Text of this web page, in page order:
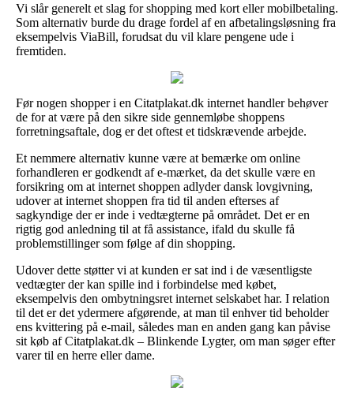
Vi slår generelt et slag for shopping med kort eller mobilbetaling.
Som alternativ burde du drage fordel af en afbetalingsløsning fra
eksempelvis ViaBill, forudsat du vil klare pengene ude i
fremtiden.
Før nogen shopper i en Citatplakat.dk internet handler behøver
de for at være på den sikre side gennemløbe shoppens
forretningsaftale, dog er det oftest et tidskrævende arbejde.
Et nemmere alternativ kunne være at bemærke om online
forhandleren er godkendt af e-mærket, da det skulle være en
forsikring om at internet shoppen adlyder dansk lovgivning,
udover at internet shoppen fra tid til anden efterses af
sagkyndige der er inde i vedtægterne på området. Det er en
rigtig god anledning til at få assistance, ifald du skulle få
problemstillinger som følge af din shopping.
Udover dette støtter vi at kunden er sat ind i de væsentligste
vedtægter der kan spille ind i forbindelse med købet,
eksempelvis den ombytningsret internet selskabet har. I relation
til det er det ydermere afgørende, at man til enhver tid beholder
ens kvittering på e-mail, således man en anden gang kan påvise
sit køb af Citatplakat.dk – Blinkende Lygter, om man søger efter
varer til en herre eller dame.